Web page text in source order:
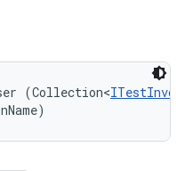
(Collection<